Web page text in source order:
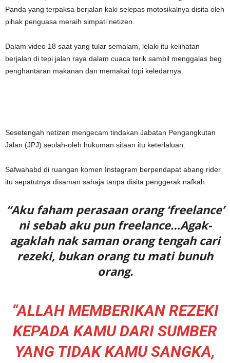
Panda yang terpaksa berjalan kaki selepas motosikalnya disita oleh
pihak penguasa meraih simpati netizen.
Dalam video 18 saat yang tular semalam, lelaki itu kelihatan
berjalan di tepi jalan raya dalam cuaca terik sambil menggalas beg
penghantaran makanan dan memakai topi keledarnya.
Sesetengah netizen mengecam tindakan Jabatan Pengangkutan
Jalan (JPJ) seolah-oleh hukuman sitaan itu keterlaluan.
Safwahabd di ruangan komen Instagram berpendapat abang rider
itu sepatutnya disaman sahaja tanpa disita penggerak nafkah.
“Aku faham perasaan orang ‘freelance’
ni sebab aku pun freelance…Agak-
agaklah nak saman orang tengah cari
rezeki, bukan orang tu mati bunuh
orang.
“ALLAH MEMBERIKAN REZEKI
KEPADA KAMU DARI SUMBER
YANG TIDAK KAMU SANGKA,